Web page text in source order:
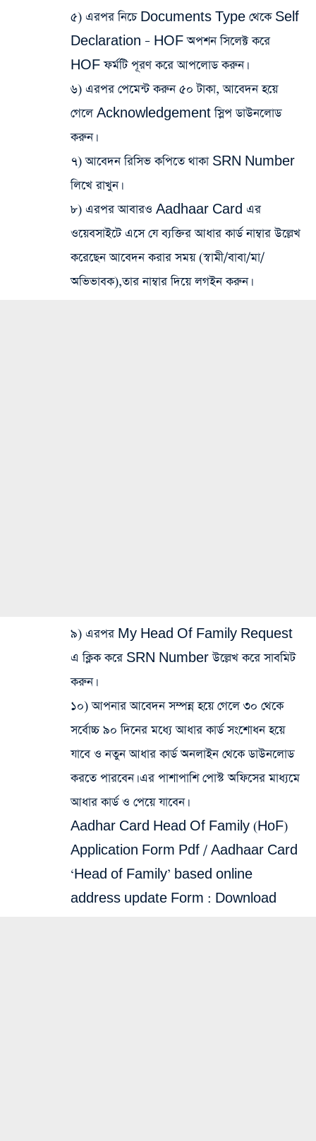
৫) এরপর নিচে Documents Type থেকে Self
Declaration – HOF অপশন সিলেক্ট করে
HOF ফর্মটি পূরণ করে আপলোড করুন।
৬) এরপর পেমেন্ট করুন ৫০ টাকা, আবেদন হয়ে
গেলে Acknowledgement স্লিপ ডাউনলোড
করুন।
৭) আবেদন রিসিভ কপিতে থাকা SRN Number
লিখে রাখুন।
৮) এরপর আবারও Aadhaar Card এর
ওয়েবসাইটে এসে যে ব্যক্তির আধার কার্ড নাম্বার উল্লেখ
করেছেন আবেদন করার সময় (স্বামী/বাবা/মা/
অভিভাবক),তার নাম্বার দিয়ে লগইন করুন।
৯) এরপর My Head Of Family Request
এ ক্লিক করে SRN Number উল্লেখ করে সাবমিট
করুন।
১০) আপনার আবেদন সম্পন্ন হয়ে গেলে ৩০ থেকে
সর্বোচ্চ ৯০ দিনের মধ্যে আধার কার্ড সংশোধন হয়ে
যাবে ও নতুন আধার কার্ড অনলাইন থেকে ডাউনলোড
করতে পারবেন। এর পাশাপাশি পোস্ট অফিসের মাধ্যমে
আধার কার্ড ও পেয়ে যাবেন।
Aadhar Card Head Of Family (HoF)
Application Form Pdf / Aadhaar Card
‘Head of Family’ based online
address update Form : Download